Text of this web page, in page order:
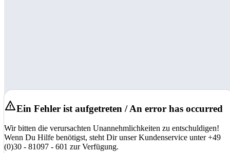
Ein Fehler ist aufgetreten / An error has occurred
Wir bitten die verursachten Unannehmlichkeiten zu entschuldigen!
Wenn Du Hilfe benötigst, steht Dir unser Kundenservice unter +49
(0)30 - 81097 - 601 zur Verfügung.